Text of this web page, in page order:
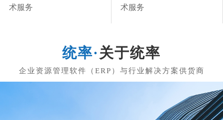
术服务
术服务
关于统率